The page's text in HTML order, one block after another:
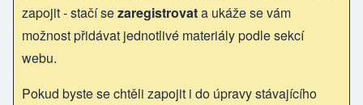
zapojit - stačí sezaregistrovata ukáže se vám
možnost přidávat jednotlivé materiály podle sekcí
webu.
Pokud byste se chtěli zapojit i do úpravy stávajícího